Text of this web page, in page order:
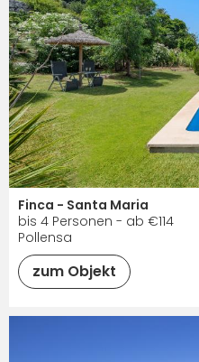
Finca - Santa Maria
bis 4 Personen - ab €114
Pollensa
zum Objekt